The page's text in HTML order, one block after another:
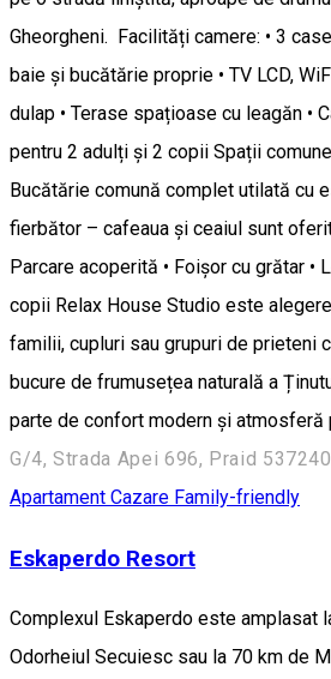
Gheorgheni. Facilități camere: • 3
baie și bucătărie proprie • TV LCD,
dulap • Terase spațioase cu leagăn •
pentru 2 adulți și 2 copii Spații
Bucătărie comună complet utilată cu
fierbător – cafeaua și ceaiul sunt
Parcare acoperită • Foișor cu grătar •
copii Relax House Studio este
familii, cupluri sau grupuri de prieteni
bucure de frumusețea naturală a
parte de confort modern și atmosferă
G/4, Strada Apei 696, Praid
Apartament Cazare Family-friendly
Eskaperdo Resort
Complexul Eskaperdo este amplasat
Odorheiul Secuiesc sau la 70 km de